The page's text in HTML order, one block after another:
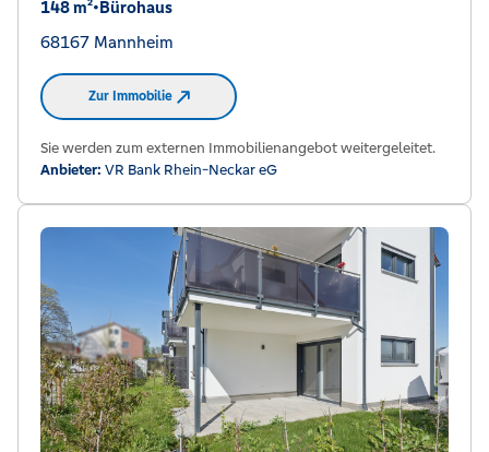
148 m²•Bürohaus
68167 Mannheim
Zur Immobilie
Sie werden zum externen Immobilienangebot weitergeleitet.
Anbieter: VR Bank Rhein-Neckar eG